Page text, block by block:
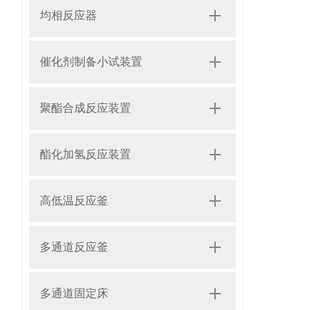
均相反应器
催化剂制备小试装置
聚酯合成反应装置
酯化加氢反应装置
高低温反应釜
多通道反应釜
多通道固定床